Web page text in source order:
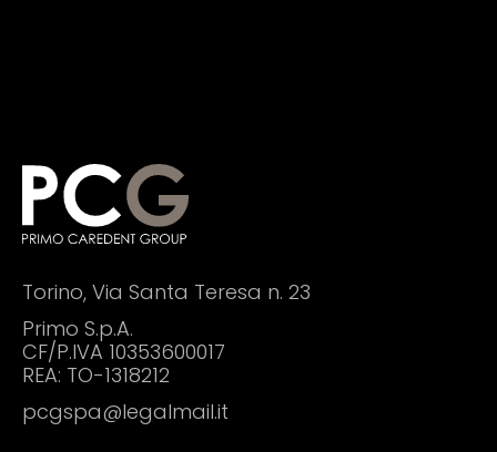
Torino, Via Santa Teresa n. 23
Primo S.p.A.
CF/P.IVA 10353600017
REA: TO-1318212
pcgspa@legalmail.it